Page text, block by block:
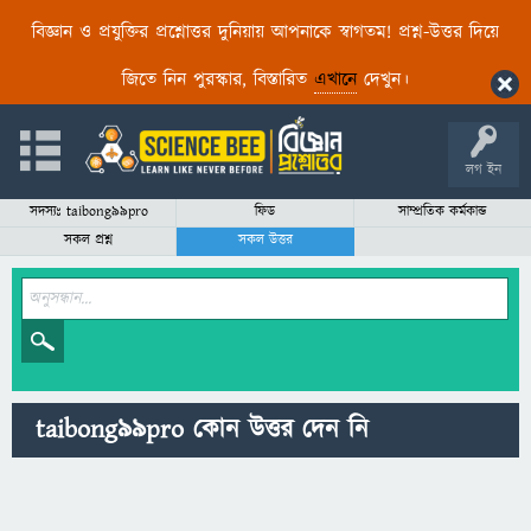
বিজ্ঞান ও প্রযুক্তির প্রশ্নোত্তর দুনিয়ায় আপনাকে স্বাগতম! প্রশ্ন-উত্তর দিয়ে
জিতে নিন পুরস্কার, বিস্তারিত এখানেদেখুন।
লগ ইন
সদস্যঃ taibong99pro ফিড
সাম্প্রতিক কর্মকান্ড
সকল প্রশ্ন
সকল উত্তর
taibong99pro কোন উত্তর দেন নি